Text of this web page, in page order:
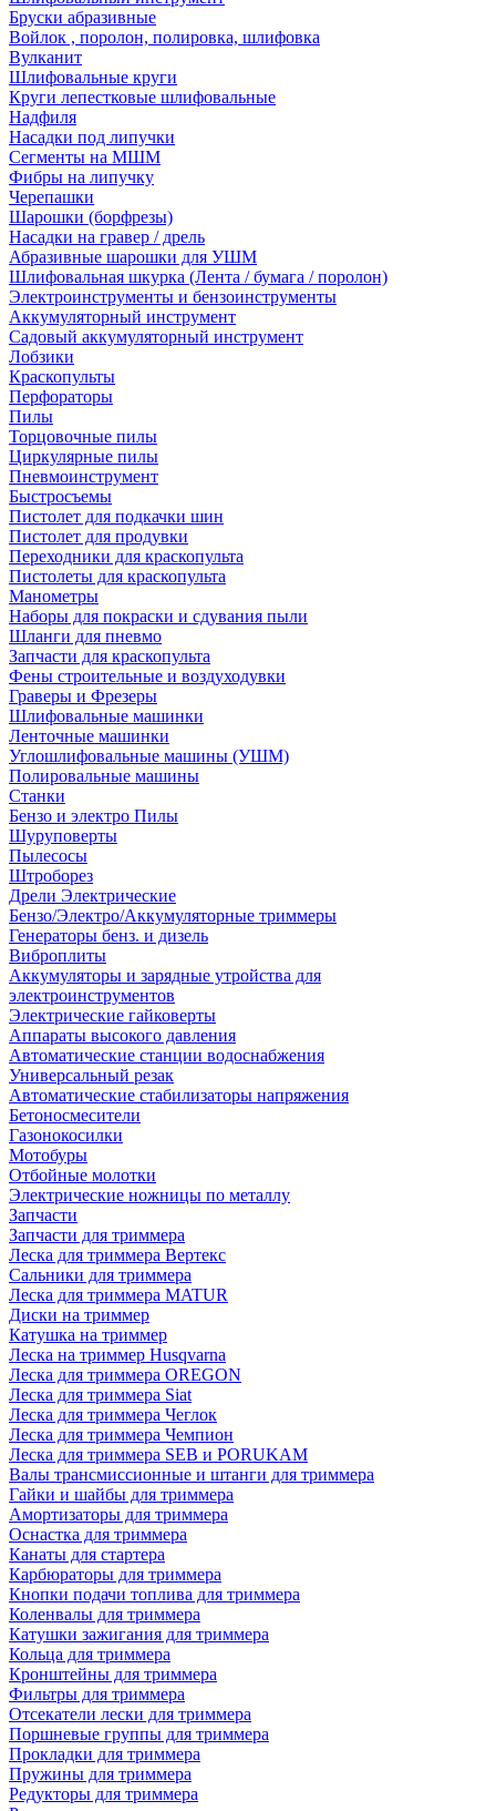
Бруски абразивные
Войлок , поролон, полировка, шлифовка
Вулканит
Шлифовальные круги
Круги лепестковые шлифовальные
Надфиля
Насадки под липучки
Сегменты на МШМ
Фибры на липучку
Черепашки
Шарошки (борфрезы)
Насадки на гравер / дрель
Абразивные шарошки для УШМ
Шлифовальная шкурка (Лента / бумага / поролон)
Электроинструменты и бензоинструменты
Аккумуляторный инструмент
Садовый аккумуляторный инструмент
Лобзики
Краскопульты
Перфораторы
Пилы
Торцовочные пилы
Циркулярные пилы
Пневмоинструмент
Быстросъемы
Пистолет для подкачки шин
Пистолет для продувки
Переходники для краскопульта
Пистолеты для краскопульта
Манометры
Наборы для покраски и сдувания пыли
Шланги для пневмо
Запчасти для краскопульта
Фены строительные и воздуходувки
Граверы и Фрезеры
Шлифовальные машинки
Ленточные машинки
Углошлифовальные машины (УШМ)
Полировальные машины
Станки
Бензо и электро Пилы
Шуруповерты
Пылесосы
Штроборез
Дрели Электрические
Бензо/Электро/Аккумуляторные триммеры
Генераторы бенз. и дизель
Виброплиты
Аккумуляторы и зарядные утройства для
электроинструментов
Электрические гайковерты
Аппараты высокого давления
Автоматические станции водоснабжения
Универсальный резак
Автоматические стабилизаторы напряжения
Бетоносмесители
Газонокосилки
Мотобуры
Отбойные молотки
Электрические ножницы по металлу
Запчасти
Запчасти для триммера
Леска для триммера Вертекс
Сальники для триммера
Леска для триммера MATUR
Диски на триммер
Катушка на триммер
Леска на триммер Husqvarna
Леска для триммера OREGON
Леска для триммера Siat
Леска для триммера Чеглок
Леска для триммера Чемпион
Леска для триммера SEB и PORUKAM
Валы трансмиссионные и штанги для триммера
Гайки и шайбы для триммера
Амортизаторы для триммера
Оснастка для триммера
Канаты для стартера
Карбюраторы для триммера
Кнопки подачи топлива для триммера
Коленвалы для триммера
Катушки зажигания для триммера
Кольца для триммера
Кронштейны для триммера
Фильтры для триммера
Отсекатели лески для триммера
Поршневые группы для триммера
Прокладки для триммера
Пружины для триммера
Редукторы для триммера